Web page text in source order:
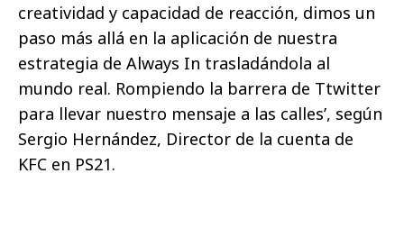
creatividad y capacidad de reacción, dimos un
paso más allá en la aplicación de nuestra
estrategia de Always In trasladándola al
mundo real. Rompiendo la barrera de Ttwitter
para llevar nuestro mensaje a las calles’, según
Sergio Hernández, Director de la cuenta de
KFC en PS21.